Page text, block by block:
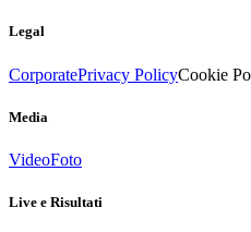
Legal
CorporatePrivacy PolicyCookie
Media
VideoFoto
Live e Risultati